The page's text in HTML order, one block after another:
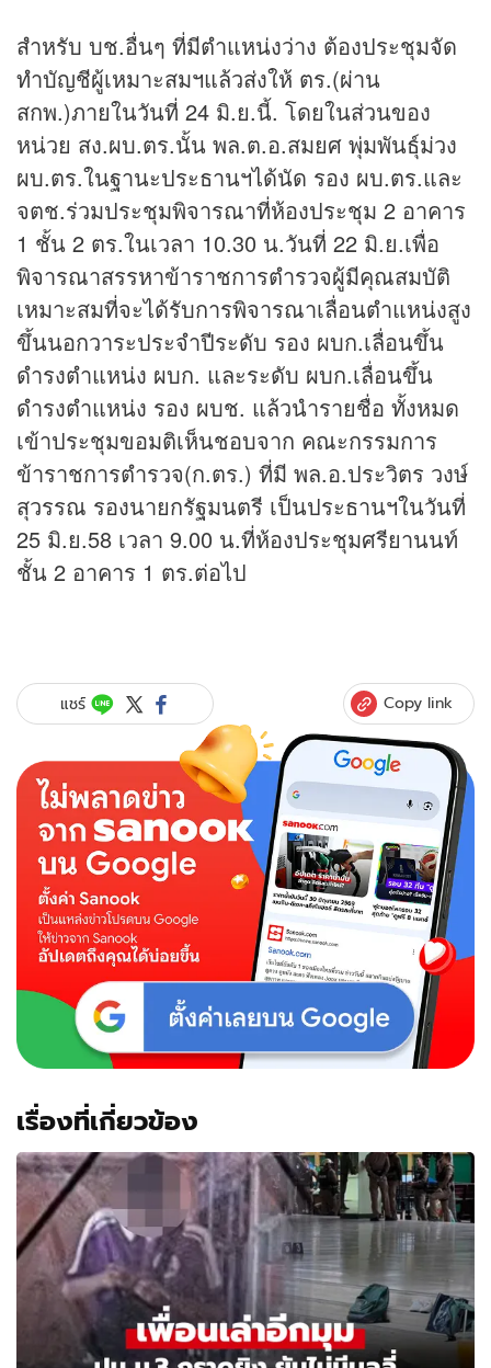
สำหรับ บช.อื่นๆ ที่มีตำแหน่งว่าง ต้องประชุมจัด
ทำบัญชีผู้เหมาะสมฯแล้วส่งให้ ตร.(ผ่าน
สกพ.)ภายในวันที่ 24 มิ.ย.นี้. โดยในส่วนของ
หน่วย สง.ผบ.ตร.นั้น พล.ต.อ.สมยศ พุ่มพันธุ์ม่วง
ผบ.ตร.ในฐานะประธานฯได้นัด รอง ผบ.ตร.และ
จตช.ร่วมประชุมพิจารณาที่ห้องประชุม 2 อาคาร
1 ชั้น 2 ตร.ในเวลา 10.30 น.วันที่ 22 มิ.ย.เพื่อ
พิจารณาสรรหาข้าราชการตำรวจผู้มีคุณสมบัติ
เหมาะสมที่จะได้รับการพิจารณาเลื่อนตำแหน่งสูง
ขึ้นนอกวาระประจำปีระดับ รอง ผบก.เลื่อนขึ้น
ดำรงตำแหน่ง ผบก. และระดับ ผบก.เลื่อนขึ้น
ดำรงตำแหน่ง รอง ผบช. แล้วนำรายชื่อ ทั้งหมด
เข้าประชุมขอมติเห็นชอบจาก คณะกรรมการ
ข้าราชการตำรวจ(ก.ตร.) ที่มี พล.อ.ประวิตร วงษ์
สุวรรณ รองนายกรัฐมนตรี เป็นประธานฯในวันที่
25 มิ.ย.58 เวลา 9.00 น.ที่ห้องประชุมศรียานนท์
ชั้น 2 อาคาร 1 ตร.ต่อไป
แชร์ Copy link
เรื่องที่เกี่ยวข้อง